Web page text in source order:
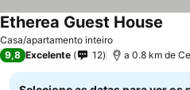
Casa/apartamento inteiro
Etherea Guest House
9,8 Excelente 12 a 0.8 km de